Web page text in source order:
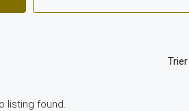
listing found.